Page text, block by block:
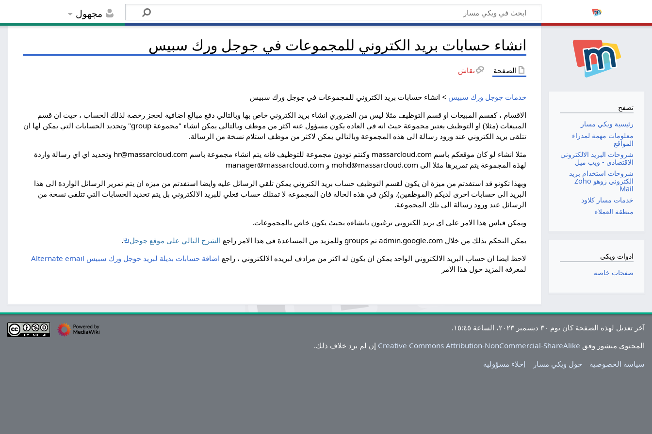
مجهول
انشاء حسابات بريد الكتروني للمجموعات في جوجل ورك سبيس
الصفحة نقاش
خدمات جوجل ورك سبيس > انشاء حسابات بريد الكتروني للمجموعات في جوجل ورك سبيس
الاقسام ، كقسم المبيعات او قسم التوظيف مثلا ليس من الضروري انشاء بريد الكتروني خاص بها وبالتالي دفع مبالغ اضافية لحجز رخصة لذلك الحساب ، حيث ان قسم
المبيعات (مثلا) او التوظيف يعتبر مجموعة حيث انه في العاده يكون مسؤول عنه اكثر من موظف وبالتالي يمكن انشاء "مجموعة group" وتحديد الحسابات التي يمكن لها ان
تتلقى بريد الكتروني عند ورود رسالة الى هذه المجموعة وبالتالي يمكن لاكثر من موظف استلام نسخة من الرسالة.
مثلا انشاء لو كان موقعكم باسم massarcloud.com وكنتم تودون مجموعة للتوظيف فانه يتم انشاء مجموعة باسم hr@massarcloud.com وتحديد اي اي رسالة واردة
لهذة المجموعة يتم تمريرها مثلا الى mohd@massarcloud.com و manager@massarcloud.com
وبهذا تكونو قد استفدتم من ميزة ان يكون لقسم التوظيف حساب بريد الكتروني يمكن تلقي الرسائل عليه وايضا استفدتم من ميزه ان يتم تمرير الرسائل الواردة الى هذا
البريد الى حسابات اخرى لديكم (الموظفين). ولكن في هذه الحالة فان المجموعة لا تمتلك حساب فعلي للبريد الالكتروني بل يتم تحديد الحسابات التي تتلقى نسخة من
الرسائل عند ورود رسالة الى تلك المجموعة.
ويمكن قياس هذا الامر على اي بريد الكتروني ترغبون بانشاءه بحيث يكون خاص بالمجموعات.
يمكن التحكم بذلك من خلال admin.google.com ثم groups وللمزيد من المساعدة في هذا الامر راجع
الشرح التالي على موقع جوجل
.
لاحظ ايضا ان حساب البريد الالكتروني الواحد يمكن ان يكون له اكثر من مرادف لبريده الالكتروني ، راجع اضافة حسابات بديلة لبريد جوجل ورك سبيس Alternate email
لمعرفة المزيد حول هذا الامر
تصفح
رئيسية ويكي مسار
معلومات مهمة لمدراء
المواقع
شروحات البريد الالكتروني
الاقتصادي - ويب ميل
شروحات استخدام بريد
الكتروني زوهو Zoho
Mail
خدمات مسار كلاود
منطقة العملاء
ادوات ويكي
صفحات خاصة
آخر تعديل لهذه الصفحة كان يوم ٣٠ ديسمبر ٢٠٢٣، الساعة ١٥:٤٥.
المحتوى منشور وفق Creative Commons Attribution-NonCommercial-ShareAlike إن لم يرد خلاف ذلك.
سياسة الخصوصية
حول ويكي مسار إخلاء مسؤولية